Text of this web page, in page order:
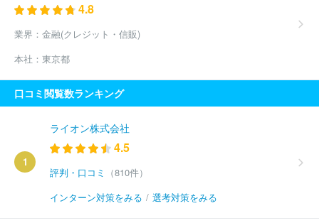
4.8
業界： 金融(クレジット・信販)
本社： 東京都
口コミ閲覧数ランキング
1
ライオン株式会社
4.5
評判・口コミ
（810件）
インターン対策をみる / 選考対策をみる